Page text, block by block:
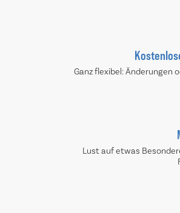
Ganz flexibel: Änderungen
Lust auf etwas